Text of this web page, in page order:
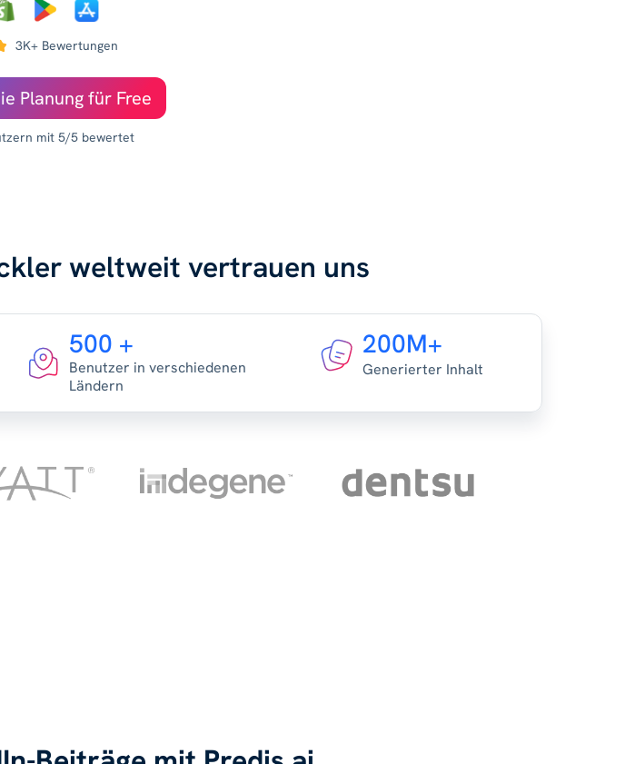
3K+ Bewertungen
Planung für Free
mit 5/5 bewertet
weltweit vertrauen uns
500 +
Benutzer in verschiedenen
Ländern
200M+
Generierter Inhalt